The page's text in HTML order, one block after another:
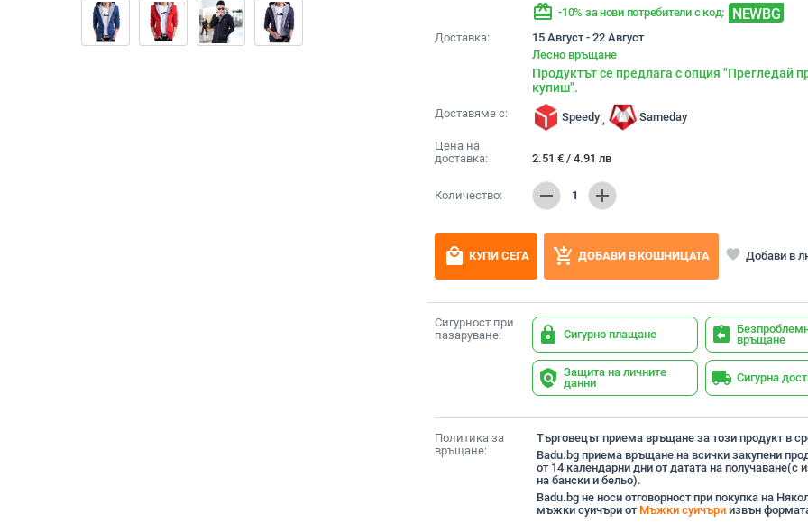
redeem -10% за нови потребители с код: NEWBG
Доставка:
15 Август - 22 Август
Лесно връщане
Продуктът се предлага с опция "Прегледай
купиш".
Доставяме с: Speedy , Sameday
Цена на
доставка:
2.51 € / 4.91 лв
Количество: remove 1 add
local_mall КУПИ СЕГА add_shopping_cart ДОБАВИ В КОШНИЦАТА favorite Добави в
Сигурност при
пазаруване:
lock Сигурно плащане assignment_return връщане
policy Защита на личните
данни
local_shipping Сигурна
Политика за
връщане:
Търговецът приема връщане за този продукт в
Badu.bg приема връщане на всички закупени
от 14 календарни дни от датата на получаване(с
на бански и бельо).
Badu.bg не носи отговорност при покупка на
мъжки суичъри от Мъжки суичъриизвън